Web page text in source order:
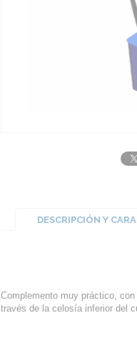
DESCRIPCIÓN Y
Complemento muy práctico,
través de la celosía inferior del